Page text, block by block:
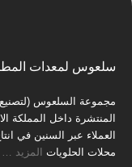
سلعوس لمعدات
مجموعة السلعوس (لتصنيع
المنتشرة داخل المملكة
العملاء عبر السنين في
محلات الحلويات المزيد